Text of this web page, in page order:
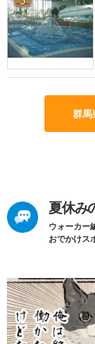
群馬
夏休み
ウォーカー
おでかけス